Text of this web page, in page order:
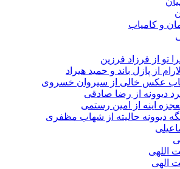
و کامیاب
تو از فرزاد فرزین
از پازل باند و حمید هیراد
عکس خالی از سیروان خسروی
دیوونه از رضا صادقی
اینه از امین رستمی
دیوونه حالیته از شهاب مظفری
اللهی
الهی